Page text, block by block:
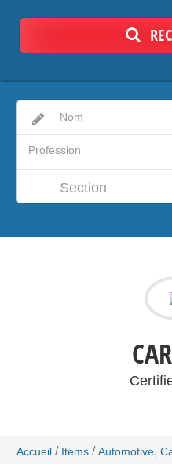
Section
Accueil / Items / Automotive,